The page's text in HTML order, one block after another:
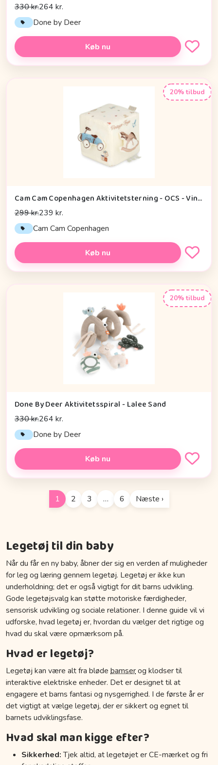
330 kr.264 kr.
Done by Deer
Køb nu
20% tilbud
Cam Cam Copenhagen Aktivitetsterning - OCS - Vintage Toys
299 kr.239 kr.
Cam Cam Copenhagen
Køb nu
20% tilbud
Done By Deer Aktivitetsspiral - Lalee Sand
330 kr.264 kr.
Done by Deer
Køb nu
1 2 3 … 6 Næste ›
Legetøj til din baby
Når du får en ny baby, åbner der sig en verden af muligheder
for leg og læring gennem legetøj. Legetøj er ikke kun
underholdning; det er også vigtigt for dit barns udvikling.
Gode legetøjsvalg kan støtte motoriske færdigheder,
sensorisk udvikling og sociale relationer. I denne guide vil vi
udforske, hvad legetøj er, hvordan du vælger det rigtige og
hvad du skal være opmærksom på.
Hvad er legetøj?
Legetøj kan være alt fra bløde bamserog klodser til
interaktive elektriske enheder. Det er designet til at
engagere et barns fantasi og nysgerrighed. I de første år er
det vigtigt at vælge legetøj, der er sikkert og egnet til
barnets udviklingsfase.
Hvad skal man kigge efter?
Sikkerhed:Tjek altid, at legetøjet er CE-mærket og fri